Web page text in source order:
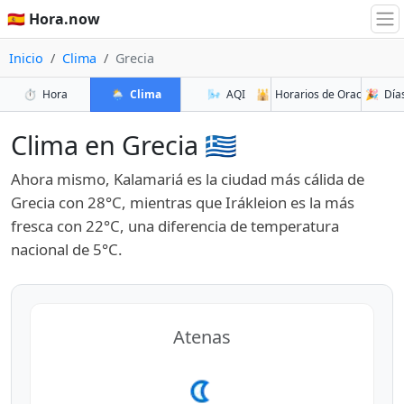
🇪🇸 Hora.now
Inicio Clima Grecia
⏱️ Hora 🌦️ Clima 🌬️ AQI 🕌 Horarios de Oración
🎉
Clima en Grecia 🇬🇷
Ahora mismo, Kalamariá es la ciudad más cálida de
Grecia con 28°C, mientras que Irákleion es la más
fresca con 22°C, una diferencia de temperatura
nacional de 5°C.
Atenas